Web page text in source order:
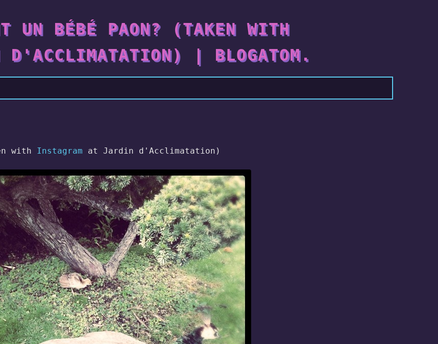
UN BÉBÉ PAON? (TAKEN WITH
D'ACCLIMATATION) | BLOGATOM.
with Instagram at Jardin d'Acclimatation)